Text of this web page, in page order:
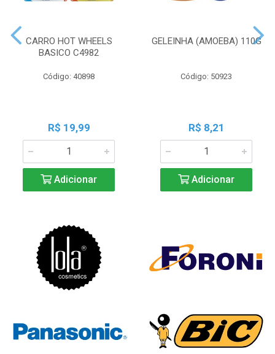
CARRO HOT WHEELS
BASICO C4982
Código: 40898
R$ 19,99
Adicionar
GELEINHA (AMOEBA) 110G
Código: 50923
R$ 8,21
Adicionar